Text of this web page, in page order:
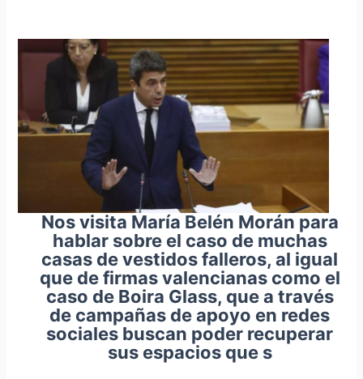
Nos visita María Belén Morán para
hablar sobre el caso de muchas
casas de vestidos falleros, al igual
que de firmas valencianas como el
caso de Boira Glass, que a través
de campañas de apoyo en redes
sociales buscan poder recuperar
sus espacios que s